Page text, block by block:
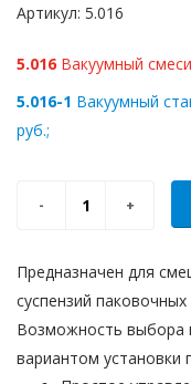
Артикул: 5.016
5.016 Вакуумный
5.016-1 Вакуумный
руб.;
Предназначен для
суспензий паковочных
Возможность выбора
вариантом установки